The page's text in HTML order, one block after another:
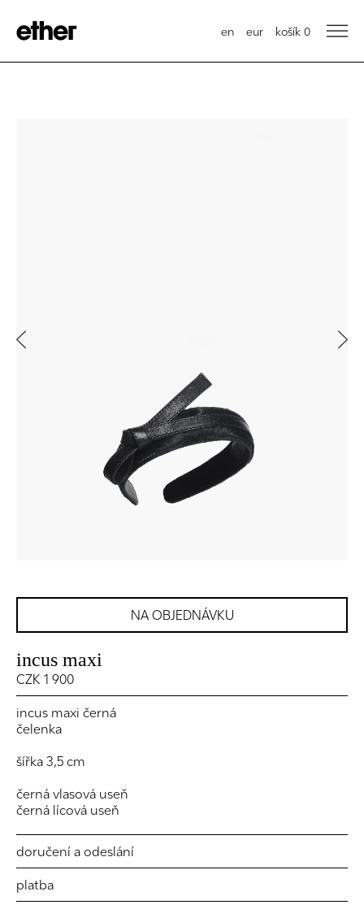
en eur košík 0
NA OBJEDNÁVKU
incus maxi
CZK 1 900
incus maxi černá
čelenka
šířka 3,5 cm
černá vlasová useň
černá lícová useň
doručení a odeslání
platba